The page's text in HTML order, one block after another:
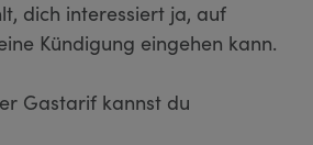
dich interessiert ja, auf
Kündigung eingehen kann.
Gastarif kannst du